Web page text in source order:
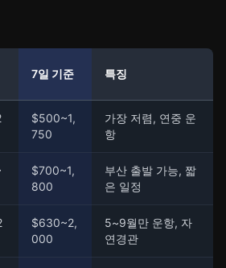
7일 기준 특징
$500~1,
750
가장 저렴, 연중 운
항
$700~1,
800
부산 출발 가능, 짧
은 일정
$630~2,
000
5~9월만 운항, 자
연경관